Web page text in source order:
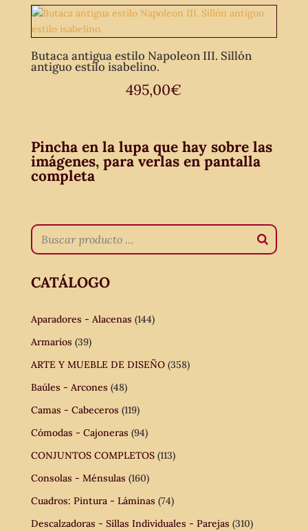
Butaca antigua estilo Napoleon III. Sillón
antiguo estilo isabelino.
495,00€
Pincha en la lupa que hay sobre las
imágenes, para verlas en pantalla
completa
CATÁLOGO
Aparadores - Alacenas (144)
Armarios (39)
ARTE Y MUEBLE DE DISEÑO (358)
Baúles - Arcones (48)
Camas - Cabeceros (119)
Cómodas - Cajoneras (94)
CONJUNTOS COMPLETOS (113)
Consolas - Ménsulas (160)
Cuadros: Pintura - Láminas (74)
Descalzadoras - Sillas Individuales - Parejas (310)